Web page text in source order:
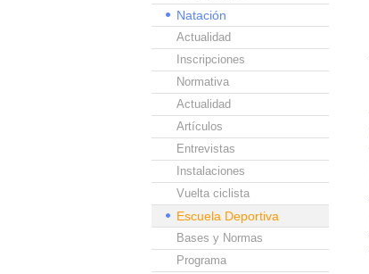
Natación
Actualidad
Inscripciones
Normativa
Actualidad
Artículos
Entrevistas
Instalaciones
Vuelta ciclista
Escuela Deportiva
Bases y Normas
Programa